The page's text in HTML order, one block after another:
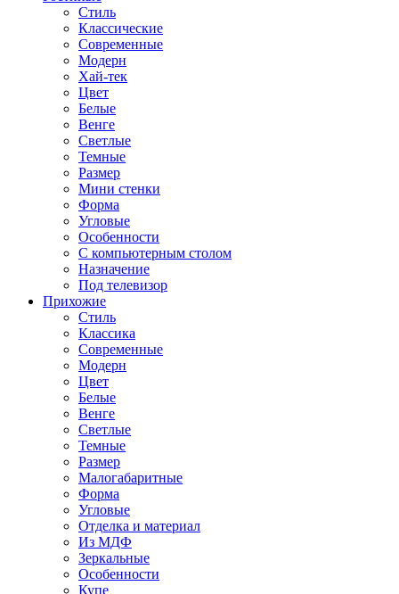
Стиль
Классические
Современные
Модерн
Хай-тек
Цвет
Белые
Венге
Светлые
Темные
Размер
Мини стенки
Форма
Угловые
Особенности
С компьютерным столом
Назначение
Под телевизор
Прихожие
Стиль
Классика
Современные
Модерн
Цвет
Белые
Венге
Светлые
Темные
Размер
Малогабаритные
Форма
Угловые
Отделка и материал
Из МДФ
Зеркальные
Особенности
Купе